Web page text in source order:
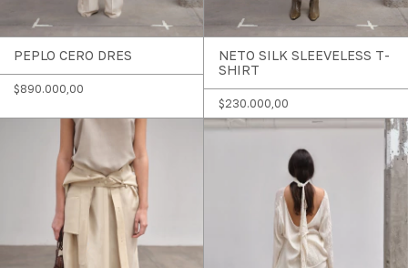
PEPLO CERO DRES
$890.000,00
NETO SILK SLEEVELESS T-
SHIRT
$230.000,00